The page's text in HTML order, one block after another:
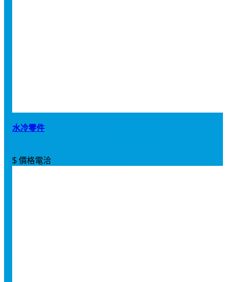
水冷零件
$ 價格電洽